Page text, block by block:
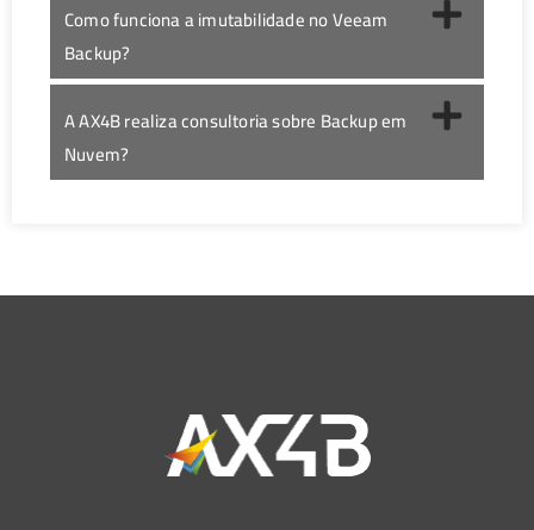
Como funciona a imutabilidade no Veeam
Backup?
A AX4B realiza consultoria sobre Backup em
Nuvem?